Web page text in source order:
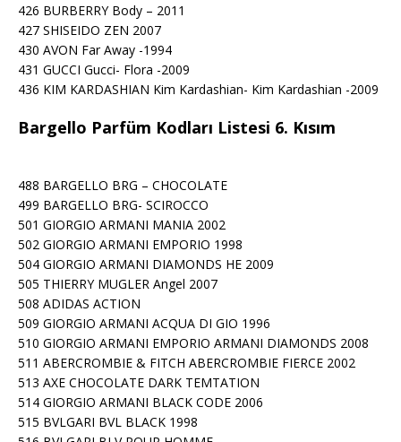
426 BURBERRY Body – 2011
427 SHISEIDO ZEN 2007
430 AVON Far Away -1994
431 GUCCI Gucci- Flora -2009
436 KIM KARDASHIAN Kim Kardashian- Kim Kardashian -2009
Bargello Parfüm Kodları Listesi 6. Kısım
488 BARGELLO BRG – CHOCOLATE
499 BARGELLO BRG- SCIROCCO
501 GIORGIO ARMANI MANIA 2002
502 GIORGIO ARMANI EMPORIO 1998
504 GIORGIO ARMANI DIAMONDS HE 2009
505 THIERRY MUGLER Angel 2007
508 ADIDAS ACTION
509 GIORGIO ARMANI ACQUA DI GIO 1996
510 GIORGIO ARMANI EMPORIO ARMANI DIAMONDS 2008
511 ABERCROMBIE & FITCH ABERCROMBIE FIERCE 2002
513 AXE CHOCOLATE DARK TEMTATION
514 GIORGIO ARMANI BLACK CODE 2006
515 BVLGARI BVL BLACK 1998